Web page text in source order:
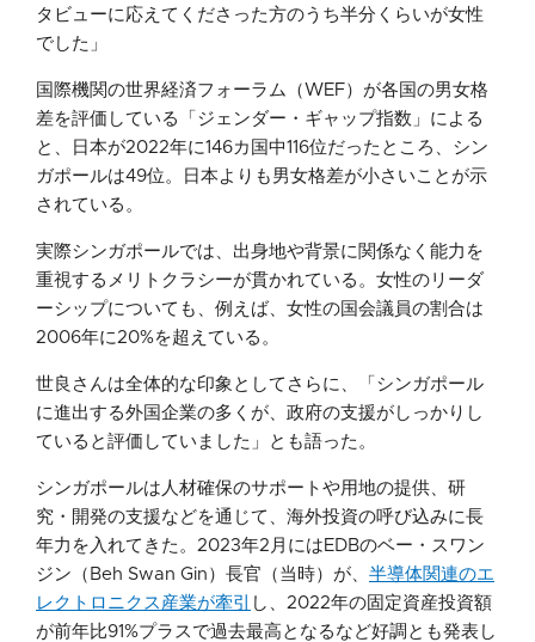
タビューに応えてくださった方のうち半分くらいが女性
でした」
国際機関の世界経済フォーラム（WEF）が各国の男女格
差を評価している「ジェンダー・ギャップ指数」による
と、日本が2022年に146カ国中116位だったところ、シン
ガポールは49位。日本よりも男女格差が小さいことが示
されている。
実際シンガポールでは、出身地や背景に関係なく能力を
重視するメリトクラシーが貫かれている。女性のリーダ
ーシップについても、例えば、女性の国会議員の割合は
2006年に20%を超えている。
世良さんは全体的な印象としてさらに、「シンガポール
に進出する外国企業の多くが、政府の支援がしっかりし
ていると評価していました」とも語った。
シンガポールは人材確保のサポートや用地の提供、研
究・開発の支援などを通じて、海外投資の呼び込みに長
年力を入れてきた。2023年2月にはEDBのベー・スワン
ジン（Beh Swan Gin）長官（当時）が、 半導体関連のエ
レクトロニクス産業が牽引
し、2022年の固定資産投資額
が前年比91%プラスで過去最高となるなど好調とも発表し